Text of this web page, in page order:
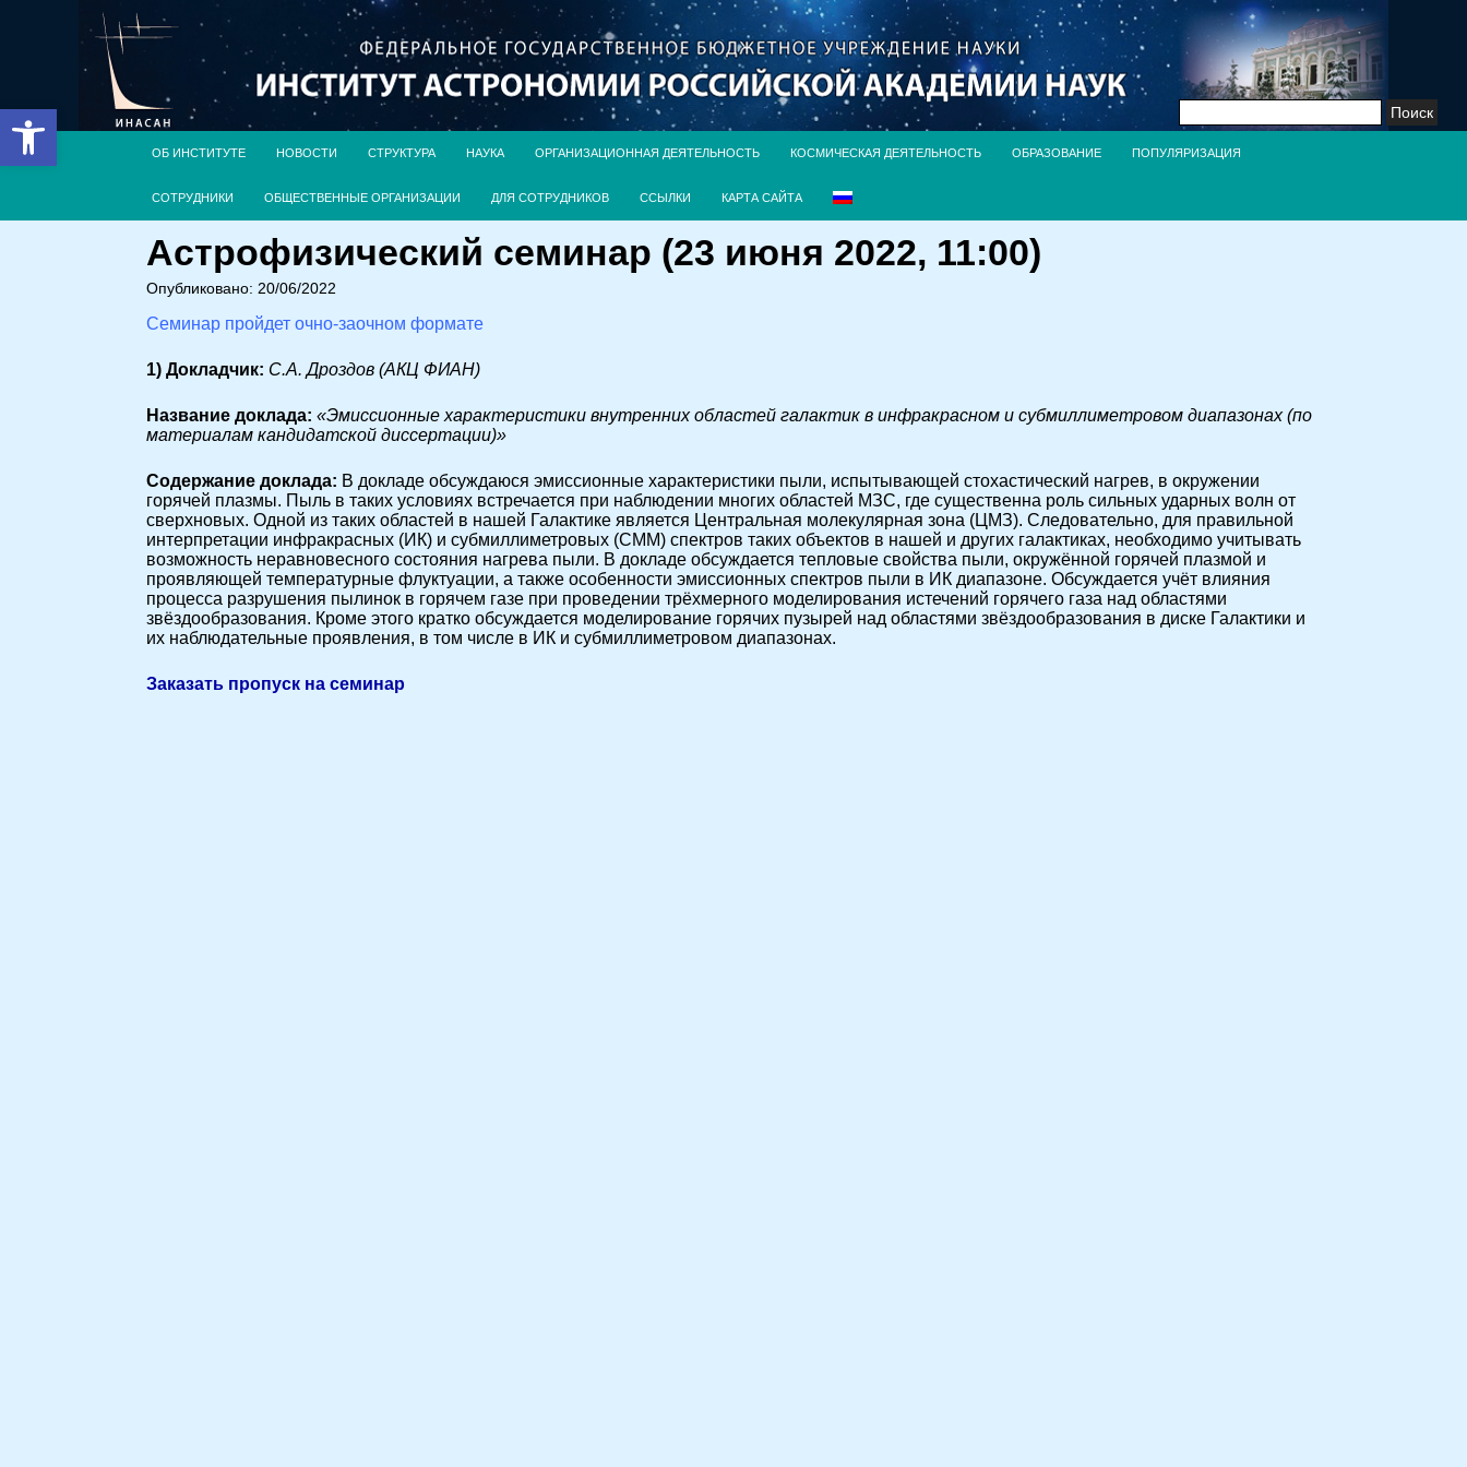
Открыть панель инструментов Найти:
ОБ ИНСТИТУТЕ НОВОСТИ СТРУКТУРА НАУКА ОРГАНИЗАЦИОННАЯ ДЕЯТЕЛЬНОСТЬ КОСМИЧЕСКАЯ ДЕЯТЕЛЬНОСТЬ ОБРАЗОВАНИЕ ПОПУЛЯРИЗАЦИЯ
СОТРУДНИКИ ОБЩЕСТВЕННЫЕ ОРГАНИЗАЦИИ ДЛЯ СОТРУДНИКОВ ССЫЛКИ КАРТА САЙТА
Астрофизический семинар (23 июня 2022, 11:00)
Опубликовано: 20/06/2022
Семинар пройдет очно-заочном формате
1) Докладчик: С.А. Дроздов (АКЦ ФИАН)
Название доклада: «Эмиссионные характеристики внутренних областей галактик в инфракрасном и субмиллиметровом диапазонах (по
материалам кандидатской диссертации)»
Cодержание доклада: В докладе обсуждаюся эмиссионные характеристики пыли, испытывающей стохастический нагрев, в окружении
горячей плазмы. Пыль в таких условиях встречается при наблюдении многих областей МЗС, где существенна роль сильных ударных волн от
сверхновых. Одной из таких областей в нашей Галактике является Центральная молекулярная зона (ЦМЗ). Следовательно, для правильной
интерпретации инфракрасных (ИК) и субмиллиметровых (СММ) спектров таких объектов в нашей и других галактиках, необходимо учитывать
возможность неравновесного состояния нагрева пыли. В докладе обсуждается тепловые свойства пыли, окружённой горячей плазмой и
проявляющей температурные флуктуации, а также особенности эмиссионных спектров пыли в ИК диапазоне. Обсуждается учёт влияния
процесса разрушения пылинок в горячем газе при проведении трёхмерного моделирования истечений горячего газа над областями
звёздообразования. Кроме этого кратко обсуждается моделирование горячих пузырей над областями звёздообразования в диске Галактики и
их наблюдательные проявления, в том числе в ИК и субмиллиметровом диапазонах.
Заказать пропуск на семинар